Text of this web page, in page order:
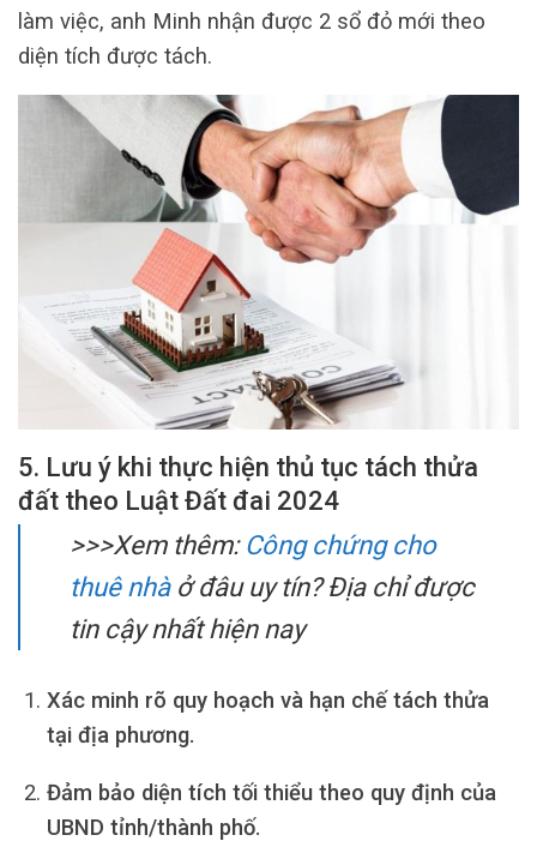
làm việc, anh Minh nhận được 2 sổ đỏ mới theo
diện tích được tách.
5. Lưu ý khi thực hiện thủ tục tách thửa
đất theo Luật Đất đai 2024
>>>Xem thêm: Công chứng cho
thuê nhàở đâu uy tín? Địa chỉ được
tin cậy nhất hiện nay
Xác minh rõ quy hoạch và hạn chế tách thửa
tại địa phương.
Đảm bảo diện tích tối thiểu theo quy định của
UBND tỉnh/thành phố.